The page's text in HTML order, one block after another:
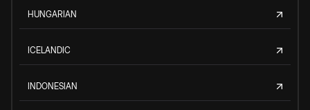
HUNGARIAN
ICELANDIC
INDONESIAN